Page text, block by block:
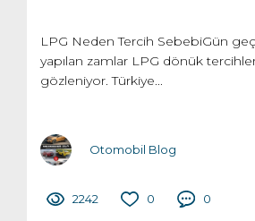
LPG Neden Tercih SebebiGün
yapılan zamlar LPG dönük
gözleniyor. Türkiye...
Otomobil Blog
2242 0 0